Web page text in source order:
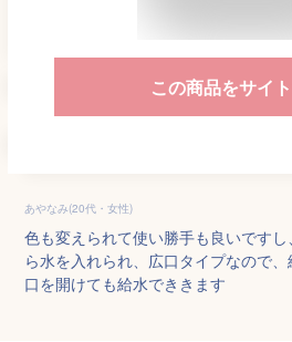
この商品をサイ
あやなみ(20代・女性)
色も変えられて使い勝手も良いです
ら水を入れられ、広口タイプなので
口を開けても給水でききます